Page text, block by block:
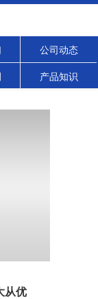
公司动态
产品知识
从优